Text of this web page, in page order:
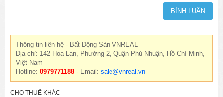
Thông tin liên hệ - Bất Động Sản VNREAL
Địa chỉ: 142 Hoa Lan, Phường 2, Quận Phú Nhuận, Hồ Chí Minh,
Việt Nam
Hotline:0979771188 - Email:sale@vnreal.vn
CHO THUÊ KHÁC